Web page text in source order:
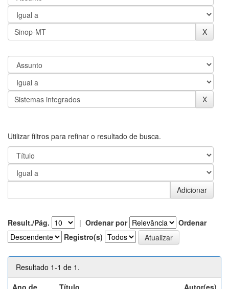
Utilizar filtros para refinar o resultado de busca.
Result./Pág. | Ordenar por
Ordenar
Registro(s)
Resultado 1-1 de 1.
Ano de
Título Autor(es)